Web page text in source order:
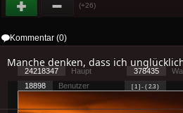
(+26)
Kommentar (0)
Manche denken, dass ich
24218347 Haupt 378435
18898
Benutzer [ 1 ] - ( 2.3 )